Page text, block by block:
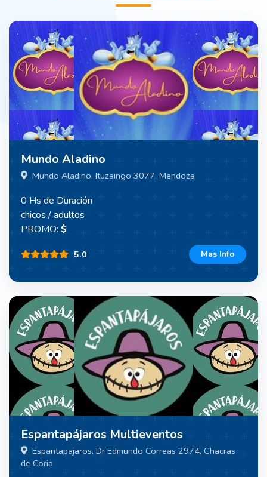
Mundo Aladino
Mundo Aladino, Ituzaingo 3077, Mendoza
0 Hs de Duración
chicos / adultos
PROMO: $
5.0 Mas Info
Espantapájaros Multieventos
Espantapajaros, Dr Edmundo Correas 2974, Chacras
de Coria